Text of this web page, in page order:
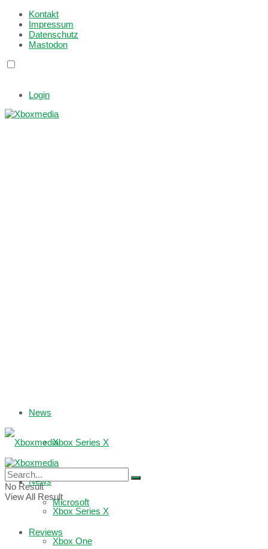
Kontakt
Impressum
Datenschutz
Mastodon
Login
News
Xbox Series X
Microsoft
Reviews
News
Xbox Series X
Xbox One
No Result
View All Result